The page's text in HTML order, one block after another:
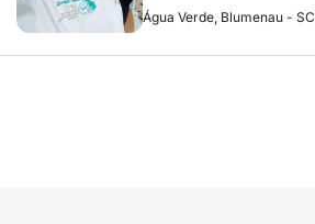
Água Verde, Blumenau - SC